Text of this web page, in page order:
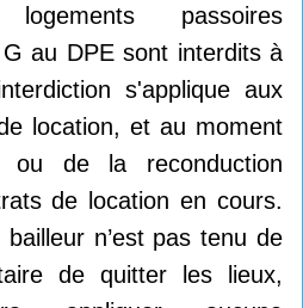
passoires
au DPE sont interdits à
s'applique aux
location, et au moment
ou de la reconduction
de location en cours.
n’est pas tenu de
de quitter les lieux,